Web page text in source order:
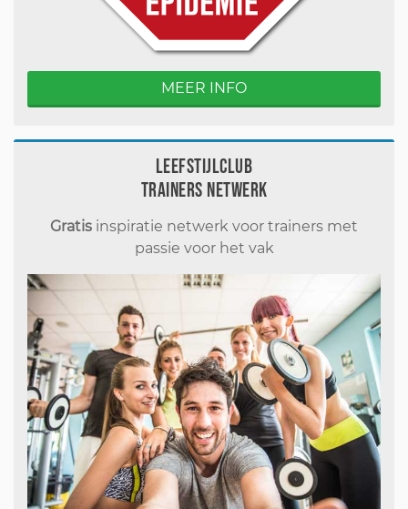
MEER INFO
Leefstijlclub
Trainers Netwerk
Gratis inspiratie netwerk voor trainers met
passie voor het vak